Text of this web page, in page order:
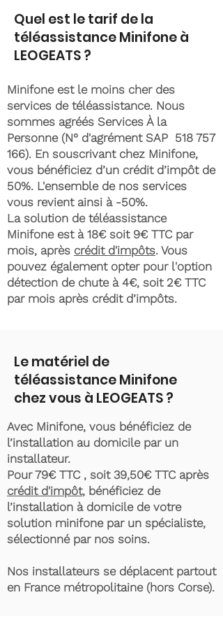
Quel est le tarif de la
téléassistance Minifone à
LEOGEATS ?
Minifone est le moins cher des
services de téléassistance. Nous
sommes agréés Services À la
Personne (N° d'agrément SAP 518 757
166). En souscrivant chez Minifone,
vous bénéficiez d’un crédit d’impôt de
50%. L'ensemble de nos services
vous revient ainsi à -50%.
La solution de téléassistance
Minifone est à 18€ soit 9€ TTC par
mois, après crédit d'impôts. Vous
pouvez également opter pour l'option
détection de chute à 4€, soit 2€ TTC
par mois après crédit d’impôts.
Le matériel de
téléassistance Minifone
chez vous à LEOGEATS ?
Avec Minifone, vous bénéficiez de
l’installation au domicile par un
installateur.
Pour 79€ TTC , soit 39,50€ TTC après
crédit d'impôt, bénéficiez de
l’installation à domicile de votre
solution minifone par un spécialiste,
sélectionné par nos soins.
Nos installateurs se déplacent partout
en France métropolitaine (hors Corse).